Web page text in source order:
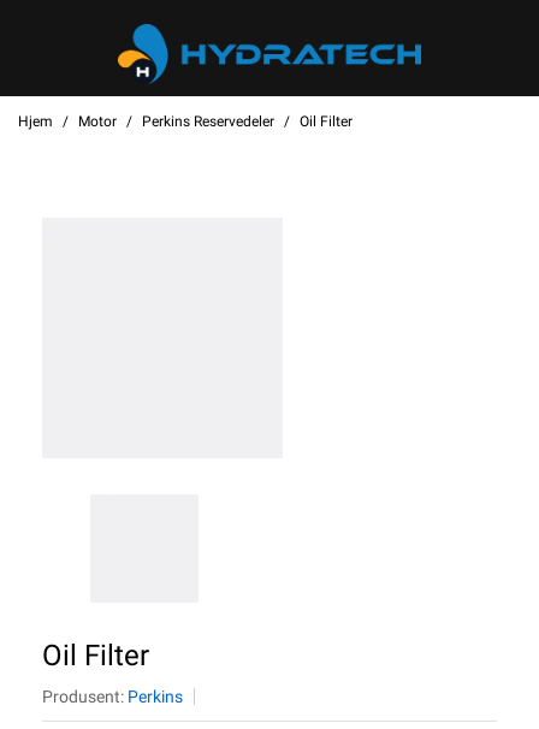
Hjem Motor Perkins Reservedeler Oil Filter
Oil Filter
Produsent: Perkins